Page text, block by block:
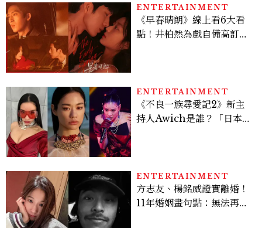
ENTERTAINMENT
《早春晴朗》線上看6大看
點！井柏然為戲自備高訂，
ENTERTAINMENT
《不良一族尋愛記2》新主
持人Awich是誰？「日本嘻
ENTERTAINMENT
方志友、楊銘威證實離婚！
11年婚姻畫句點：無法再做